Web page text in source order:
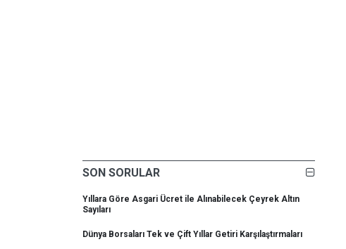
SON SORULAR
Yıllara Göre Asgari Ücret ile Alınabilecek Çeyrek Altın
Sayıları
Dünya Borsaları Tek ve Çift Yıllar Getiri Karşılaştırmaları